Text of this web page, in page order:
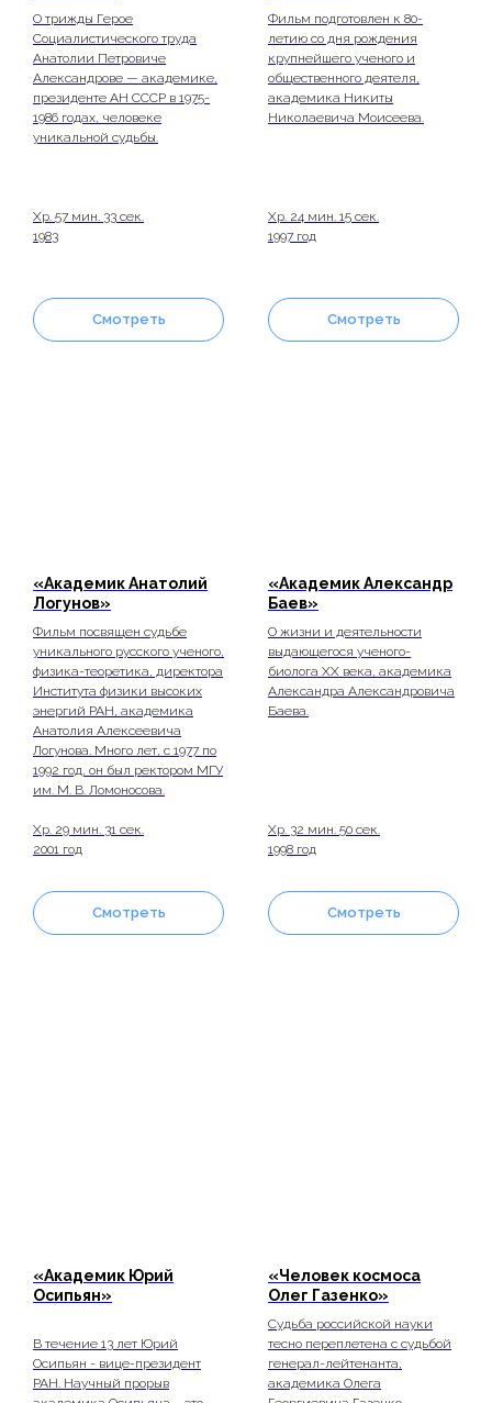
О трижды Герое
Социалистического труда
Анатолии Петровиче
Александрове — академике,
президенте АН СССР в 1975-
1986 годах, человеке
уникальной судьбы.
Хр. 57 мин. 33 сек.
1983
Смотреть
Фильм подготовлен к 80-
летию со дня рождения
крупнейшего ученого и
общественного деятеля,
академика Никиты
Николаевича Моисеева.
Хр. 24 мин. 15 сек.
1997 год
Смотреть
«Академик Анатолий
Логунов»
Фильм посвящен судьбе
уникального русского ученого,
физика-теоретика, директора
Института физики высоких
энергий РАН, академика
Анатолия Алексеевича
Логунова. Много лет, с 1977 по
1992 год, он был ректором МГУ
им. М. В. Ломоносова.
Хр. 29 мин. 31 сек.
2001 год
Смотреть
«Академик Александр
Баев»
О жизни и деятельности
выдающегося ученого-
биолога ХХ века, академика
Александра Александровича
Баева.
Хр. 32 мин. 50 сек.
1998 год
Смотреть
«Академик Юрий
Осипьян»
В течение 13 лет Юрий
Осипьян - вице-президент
РАН. Научный прорыв
«Человек космоса
Олег Газенко»
Судьба российской науки
тесно переплетена с судьбой
генерал-лейтенанта,
академика Олега